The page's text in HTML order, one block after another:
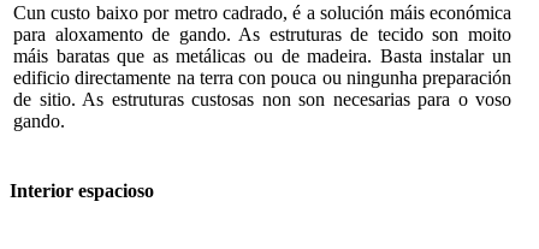
Cun custo baixo por metro cadrado, é a solución máis económica
para aloxamento de gando. As estruturas de tecido son moito
máis baratas que as metálicas ou de madeira. Basta instalar un
edificio directamente na terra con pouca ou ningunha preparación
de sitio. As estruturas custosas non son necesarias para o voso
gando.
Interior espacioso